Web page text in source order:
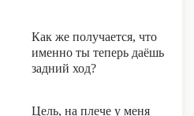
Как же получается, что
именно ты теперь даёшь
задний ход?
Цель, на плече у меня